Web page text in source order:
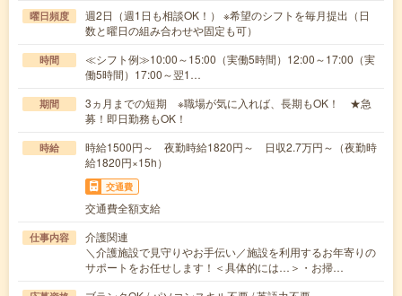
曜日頻度
週2日（週1日も相談OK！） ※希望のシフトを毎月提出（日
数と曜日の組み合わせや固定も可）
時間
≪シフト例≫10:00～15:00（実働5時間）12:00～17:00（実
働5時間）17:00～翌1…
期間
3ヵ月までの短期 ※職場が気に入れば、長期もOK！ ★急
募！即日勤務もOK！
時給
時給1500円～ 夜勤時給1820円～ 日収2.7万円～（夜勤時
給1820円×15h）
交通費
交通費全額支給
仕事内容
介護関連
＼介護施設で見守りやお手伝い／施設を利用するお年寄りの
サポートをお任せします！＜具体的には…＞・お掃…